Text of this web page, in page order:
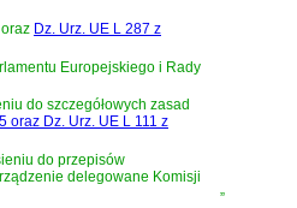
oraz Dz. Urz. UE L 287 z
Europejskiego i Rady
do szczegółowych zasad
oraz Dz. Urz. UE L 111 z
do przepisów
delegowane Komisji
”